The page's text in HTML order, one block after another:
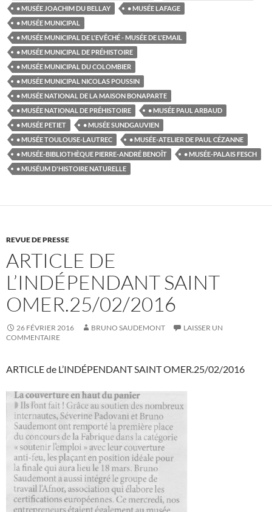
• MUSÉE JOACHIM DU BELLAY
• MUSÉE LAFAGE
• MUSÉE MUNICIPAL
• MUSÉE MUNICIPAL DE L'EVÊCHÉ - MUSÉE DE L'EMAIL
• MUSÉE MUNICIPAL DE PRÉHISTOIRE
• MUSÉE MUNICIPAL DU COLOMBIER
• MUSÉE MUNICIPAL NICOLAS POUSSIN
• MUSÉE NATIONAL DE LA MAISON BONAPARTE
• MUSÉE NATIONAL DE PRÉHISTOIRE
• MUSÉE PAUL ARBAUD
• MUSÉE PETIET
• MUSÉE SUNDGAUVIEN
• MUSÉE TOULOUSE-LAUTREC
• MUSÉE-ATELIER DE PAUL CÉZANNE
• MUSÉE-BIBLIOTHÈQUE PIERRE-ANDRÉ BENOÎT
• MUSÉE-PALAIS FESCH
• MUSÉUM D'HISTOIRE NATURELLE
REVUE DE PRESSE
ARTICLE DE
L’INDÉPENDANT SAINT
OMER.25/02/2016
26 FÉVRIER 2016 BRUNO SAUDEMONT
LAISSER UN
COMMENTAIRE
ARTICLE de L’INDÉPENDANT SAINT OMER.25/02/2016